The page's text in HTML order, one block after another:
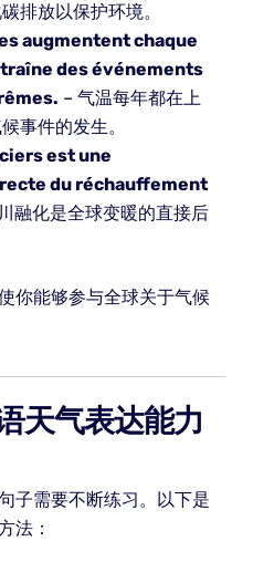
排放以保护环境。
augmentent chaque
des événements
– 气温每年都在上
事件的发生。
est une
du réchauffement
融化是全球变暖的直接后
你能够参与全球关于气候
天气表达能力
子需要不断练习。以下是
法：